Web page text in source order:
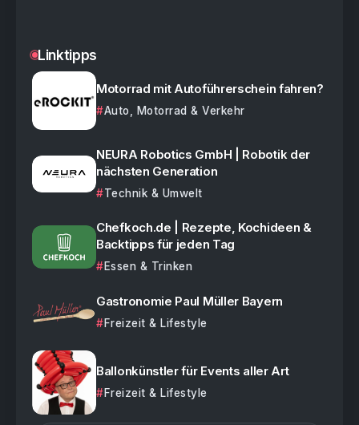
Linktipps
Motorrad mit Autoführerschein fahren?
Auto, Motorrad & Verkehr
NEURA Robotics GmbH | Robotik der
nächsten Generation
Technik & Umwelt
Chefkoch.de | Rezepte, Kochideen &
Backtipps für jeden Tag
Essen & Trinken
Gastronomie Paul Müller Bayern
Freizeit & Lifestyle
Ballonkünstler für Events aller Art
Freizeit & Lifestyle